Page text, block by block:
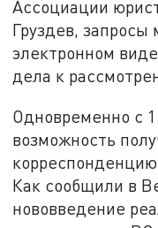
Ассоциации
Груздев, запросы
электронном
дела к
Одновременно с
возможность
Как сообщили в
нововведение